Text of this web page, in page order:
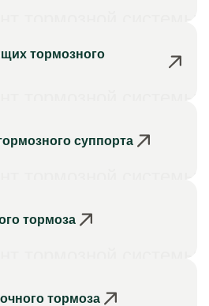
тормозного
суппорта
тормоза
тормоза